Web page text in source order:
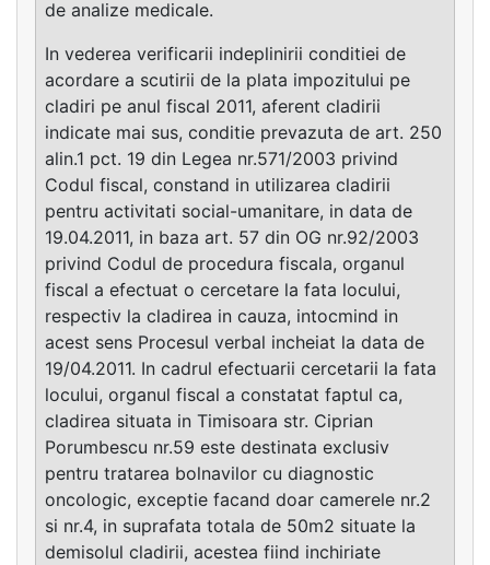
de analize medicale.
In vederea verificarii indeplinirii conditiei de
acordare a scutirii de la plata impozitului pe
cladiri pe anul fiscal 2011, aferent cladirii
indicate mai sus, conditie prevazuta de art. 250
alin.1 pct. 19 din Legea nr.571/2003 privind
Codul fiscal, constand in utilizarea cladirii
pentru activitati social-umanitare, in data de
19.04.2011, in baza art. 57 din OG nr.92/2003
privind Codul de procedura fiscala, organul
fiscal a efectuat o cercetare la fata locului,
respectiv la cladirea in cauza, intocmind in
acest sens Procesul verbal incheiat la data de
19/04.2011. In cadrul efectuarii cercetarii la fata
locului, organul fiscal a constatat faptul ca,
cladirea situata in Timisoara str. Ciprian
Porumbescu nr.59 este destinata exclusiv
pentru tratarea bolnavilor cu diagnostic
oncologic, exceptie facand doar camerele nr.2
si nr.4, in suprafata totala de 50m2 situate la
demisolul cladirii, acestea fiind inchiriate